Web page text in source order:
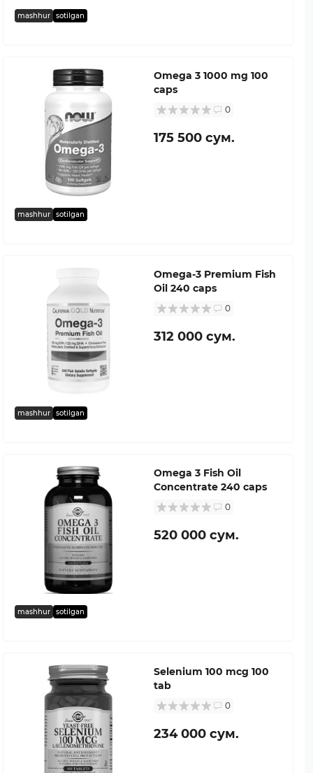
mashhur sotilgan
mashhur sotilgan
Omega 3 1000 mg 100
caps
0
175 500 сум.
mashhur sotilgan
Omega-3 Premium Fish
Oil 240 caps
0
312 000 сум.
mashhur sotilgan
Omega 3 Fish Oil
Concentrate 240 caps
0
520 000 сум.
Selenium 100 mcg 100
tab
0
234 000 сум.